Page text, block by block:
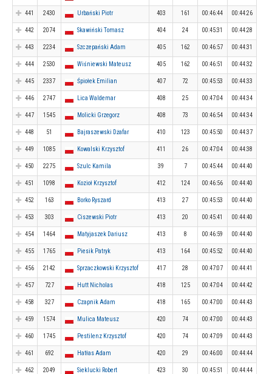
441 2430 Urbański Piotr 403 161 00:46:44 00:44:26
442 2074 Skawiński Tomasz 404 24 00:45:31 00:44:28
443 2234 Szczepański Adam 405 162 00:46:57 00:44:31
444 2530 Wiśniewski Mateusz 405 162 00:46:51 00:44:32
445 2337 Śpiołek Emilian 407 72 00:45:53 00:44:33
446 2747 Lica Waldemar 408 25 00:47:04 00:44:34
447 1545 Molicki Grzegorz 408 73 00:46:54 00:44:34
448 51 Bajraszewski Dżafar 410 123 00:45:50 00:44:37
449 1085 Kowalski Krzysztof 411 26 00:47:04 00:44:38
450 2275 Szulc Kamila 39 7 00:45:44 00:44:40
451 1098 Kozioł Krzysztof 412 124 00:46:56 00:44:40
452 163 Borko Ryszard 413 27 00:45:53 00:44:40
453 303 Ciszewski Piotr 413 20 00:45:41 00:44:40
454 1464 Matyjaszek Dariusz 413 8 00:46:59 00:44:40
455 1765 Piesik Patryk 413 164 00:45:52 00:44:40
456 2142 Sprzaczkowski Krzysztof 417 28 00:47:07 00:44:41
457 727 Hutt Nicholas 418 125 00:47:04 00:44:42
458 327 Czapnik Adam 418 165 00:47:00 00:44:43
459 1574 Mulica Mateusz 420 74 00:47:00 00:44:43
460 1745 Pestilenz Krzysztof 420 74 00:47:09 00:44:43
461 692 Hatłas Adam 420 29 00:46:00 00:44:44
462 2049 Sieklucki Robert 423 30 00:45:51 00:44:44